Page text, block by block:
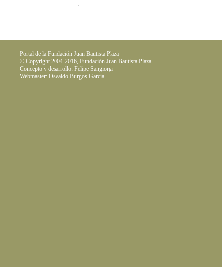
.
Portal de la Fundación Juan Bautista Plaza
© Copyright 2004-2016, Fundación Juan Bautista Plaza
Concepto y desarrollo: Felipe Sangiorgi
Webmaster: Osvaldo Burgos García